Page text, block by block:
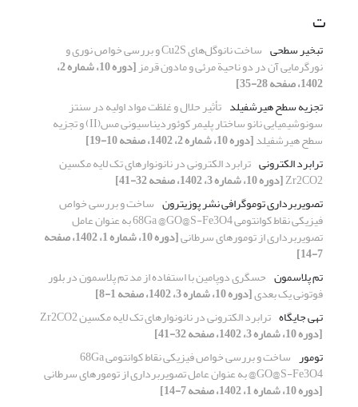
ت
تبخیر سطحی ساخت نانوگل‌های Cu2S و بررسی خواص نوری و
نورگرمایی آن در دو ناحیة مرئی و مادون قرمز [دوره 10، شماره 2،
1402، صفحه 28-35]
تجزیه سطح هیرشفیلد تأثیر حلال و غلظت مواد اولیه در سنتز
سونوشیمیایی نانو ساختار پلیمر کوئوردیناسیونی مس(II) و تجزیه
سطح هیرشفیلد[دوره 10، شماره 2، 1402، صفحه 10-19]
ترابرد الکترونی ترابرد الکترونی در نانونوارهای تک لایه مکسین
Zr2CO2[دوره 10، شماره 3، 1402، صفحه 32-41]
تصویربرداری توموگرافی نشر پوزیترون ساخت و بررسی خواص
فیزیکی نقاط کوانتومی 68Ga @GO@S-Fe3O4 به عنوان عامل
تصویربرداری از تومورهای سرطانی [دوره 10، شماره 1، 1402، صفحه
7-14]
تم پلاسمون حسگری دوپامین با استفاده از مد تم پلاسمون در بلور
فوتونی یک بعدی[دوره 10، شماره 3، 1402، صفحه 1-8]
تهی جایگاه ترابرد الکترونی در نانونوارهای تک لایه مکسین Zr2CO2
[دوره 10، شماره 3، 1402، صفحه 32-41]
تومور
ساخت و بررسی خواص فیزیکی نقاط کوانتومی 68Ga
@GO@S-Fe3O4 به عنوان عامل تصویربرداری از تومورهای سرطانی
[دوره 10، شماره 1، 1402، صفحه 7-14]